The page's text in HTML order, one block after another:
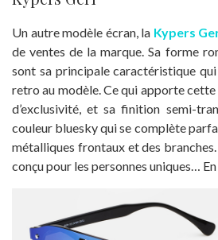
Un autre modèle écran, la Kypers
de ventes de la marque. Sa forme
sont sa principale caractéristique
retro au modèle. Ce qui apporte
d’exclusivité, et sa finition semi-
couleur bluesky qui se complète
métalliques frontaux et des branches.
conçu pour les personnes uniques…